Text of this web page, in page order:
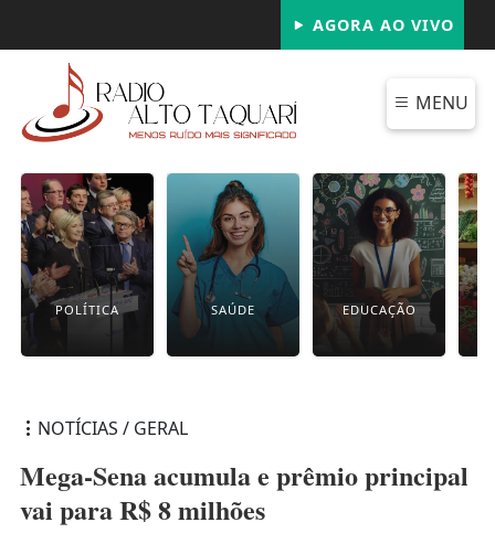
AGORA AO VIVO
MENU
POLÍTICA SAÚDE EDUCAÇÃO
NOTÍCIAS / GERAL
Mega-Sena acumula e prêmio principal
vai para R$ 8 milhões